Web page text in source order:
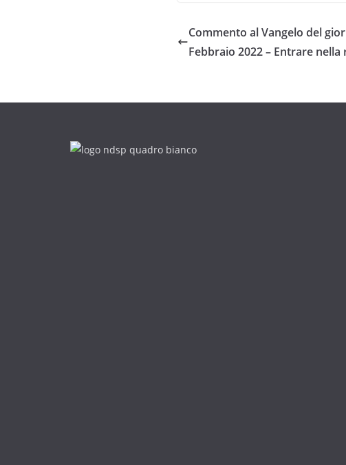
Commento al Vangelo del
Febbraio 2022 – Entrare nella